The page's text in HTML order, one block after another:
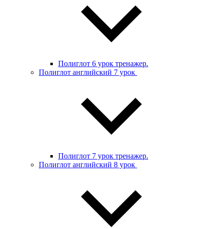
Полиглот 6 урок тренажер.
Полиглот английский 7 урок
Полиглот 7 урок тренажер.
Полиглот английский 8 урок